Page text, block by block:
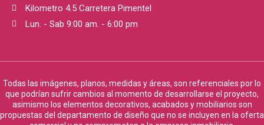
Kilometro 4.5 Carretera Pimentel
Lun. - Sab 9:00 am. - 6:00 pm
Todas las imágenes, planos, medidas y áreas, son referenciales por lo
que podrían sufrir cambios al momento de desarrollarse el proyecto,
asimismo los elementos decorativos, acabados y mobiliarios son
propuestas del departamento de diseño que no se incluyen en la oferta